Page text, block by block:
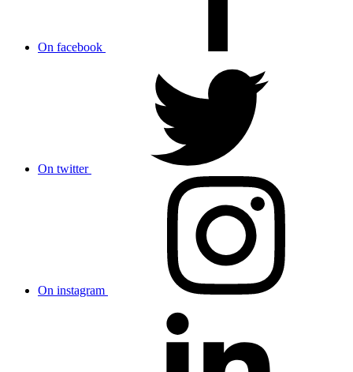
On facebook
On twitter
On instagram